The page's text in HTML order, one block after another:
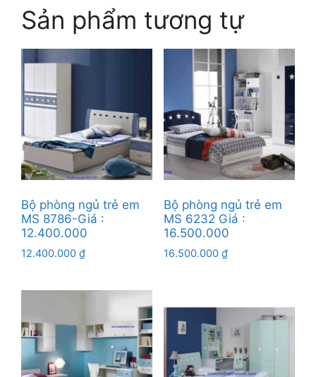
Sản phẩm tương tự
Bộ phòng ngủ trẻ em
MS 8786-Giá :
12.400.000
12.400.000 ₫
Bộ phòng ngủ trẻ em
MS 6232 Giá :
16.500.000
16.500.000 ₫